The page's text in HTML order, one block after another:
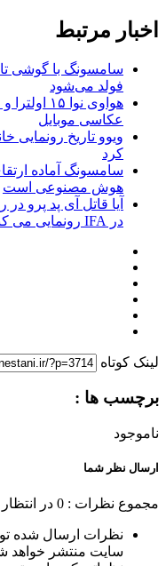
اخبار مرتبط
سامسونگ با گوشی
فولد می‌شود
عکاسی موبایل
کرد
سامسونگ آماده
هوش مصنوعی است
آیا قاتل آی پد پرو
در IFA رونمایی می کند!
لینک کوتاه
برچسب ها :
ناموجود
ارسال نظر شما
مجموع نظرات : 0 در
نظرات ارسال شده
سایت منتشر خواهد